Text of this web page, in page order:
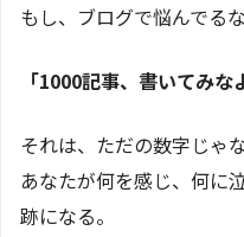
もし、ブログで悩んでる
「1000記事、書いてみな
それは、ただの数字じゃな
あなたが何を感じ、何に
跡になる。